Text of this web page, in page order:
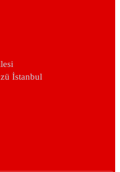
İstanbul